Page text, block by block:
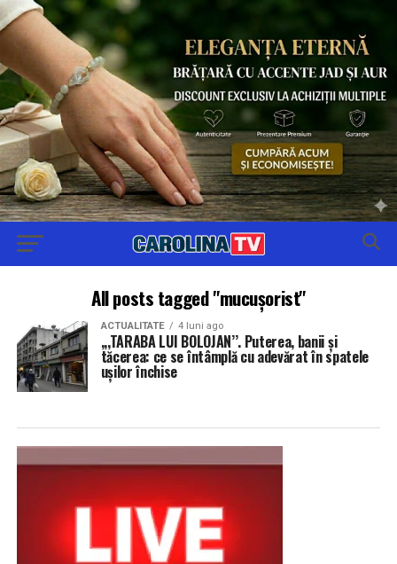
All posts tagged "mucușorist"
ACTUALITATE 4 luni ago
,,,TARABA LUI BOLOJAN’’. Puterea, banii și
tăcerea: ce se întâmplă cu adevărat în spatele
ușilor închise